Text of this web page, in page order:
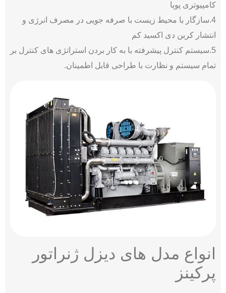
کامپیوتری پویا
4.سازگار با محیط زیست با صرفه جویی در مصرف انرژی و
انتشار کربن دی اکسید کم
5.سیستم کنترل پیشرفته با به کار بردن استراتژی های کنترل بر
تمام سیستم و نظارت با طراحی قابل اطمینان.
انواع مدل های دیزل ژنراتور
پرکینز